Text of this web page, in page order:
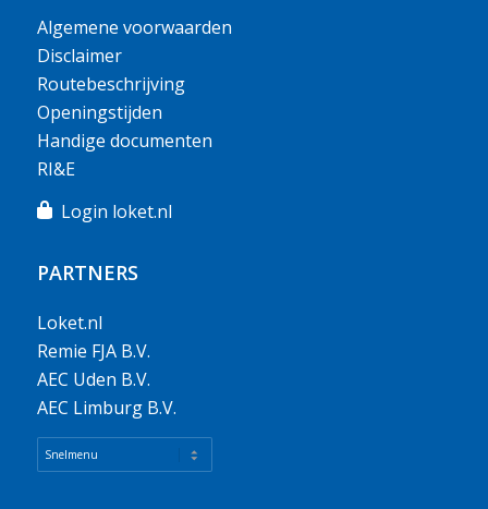
Algemene voorwaarden
Disclaimer
Routebeschrijving
Openingstijden
Handige documenten
RI&E
Login loket.nl
PARTNERS
Loket.nl
Remie FJA B.V.
AEC Uden B.V.
AEC Limburg B.V.